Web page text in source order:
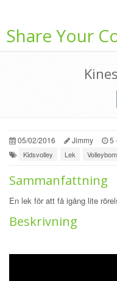
Share Your
05/02/2016 Jimmy 5
Kidsvolley Lek
Sammanfattning
En lek för att få igång lite
Beskrivning